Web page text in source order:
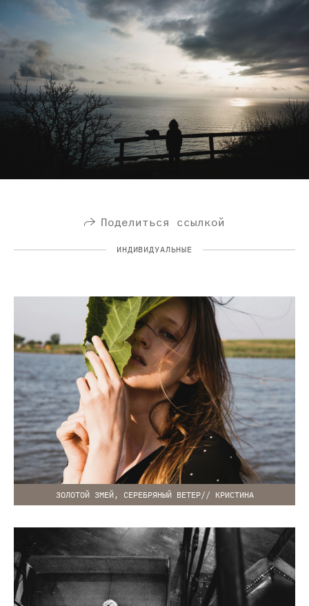
Поделиться ссылкой
ИНДИВИДУАЛЬНЫЕ
ЗОЛОТОЙ ЗМЕЙ, СЕРЕБРЯНЫЙ ВЕТЕР// КРИСТИНА